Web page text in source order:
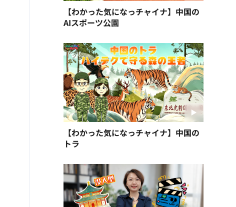
【わかった気になっチャイナ】中国の
AIスポーツ公園
【わかった気になっチャイナ】中国の
トラ